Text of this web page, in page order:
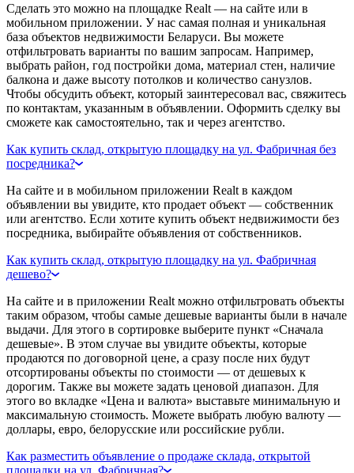
Сделать это можно на площадке Realt — на сайте или в
мобильном приложении. У нас самая полная и уникальная
база объектов недвижимости Беларуси. Вы можете
отфильтровать варианты по вашим запросам. Например,
выбрать район, год постройки дома, материал стен, наличие
балкона и даже высоту потолков и количество санузлов.
Чтобы обсудить объект, который заинтересовал вас, свяжитесь
по контактам, указанным в объявлении. Оформить сделку вы
сможете как самостоятельно, так и через агентство.
Как купить склад, открытую площадку на ул. Фабричная без
посредника?
На сайте и в мобильном приложении Realt в каждом
объявлении вы увидите, кто продает объект — собственник
или агентство. Если хотите купить объект недвижимости без
посредника, выбирайте объявления от собственников.
Как купить склад, открытую площадку на ул. Фабричная
дешево?
На сайте и в приложении Realt можно отфильтровать объекты
таким образом, чтобы самые дешевые варианты были в начале
выдачи. Для этого в сортировке выберите пункт «Сначала
дешевые». В этом случае вы увидите объекты, которые
продаются по договорной цене, а сразу после них будут
отсортированы объекты по стоимости — от дешевых к
дорогим. Также вы можете задать ценовой диапазон. Для
этого во вкладке «Цена и валюта» выставьте минимальную и
максимальную стоимость. Можете выбрать любую валюту —
доллары, евро, белорусские или российские рубли.
Как разместить объявление о продаже склада, открытой
площадки на ул. Фабричная?